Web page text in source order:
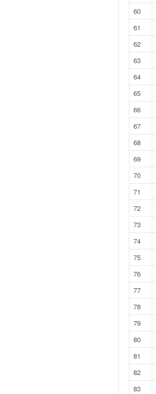
60
61
62
63
64
65
66
67
68
69
70
71
72
73
74
75
76
77
78
79
80
81
82
83